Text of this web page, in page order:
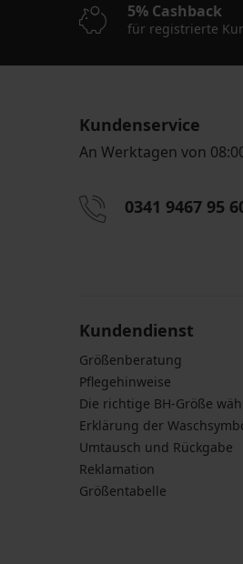
5% Cashback
für registrierte
Kundenservice
An Werktagen von
0341 9467 95
Kundendienst
Größenberatung
Pflegehinweise
Die richtige BH-Größe
Erklärung der
Umtausch und Rückgabe
Reklamation
Größentabelle